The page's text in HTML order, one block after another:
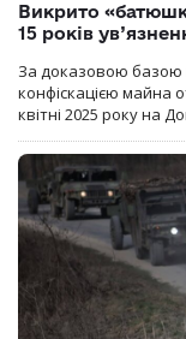
Викрито
15 років
За доказовою базою
конфіскацією майна
квітні 2025 року на